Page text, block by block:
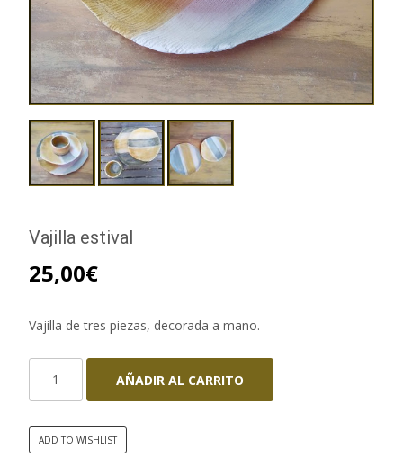
Vajilla estival
25,00€
Vajilla de tres piezas, decorada a mano.
AÑADIR AL CARRITO
ADD TO WISHLIST